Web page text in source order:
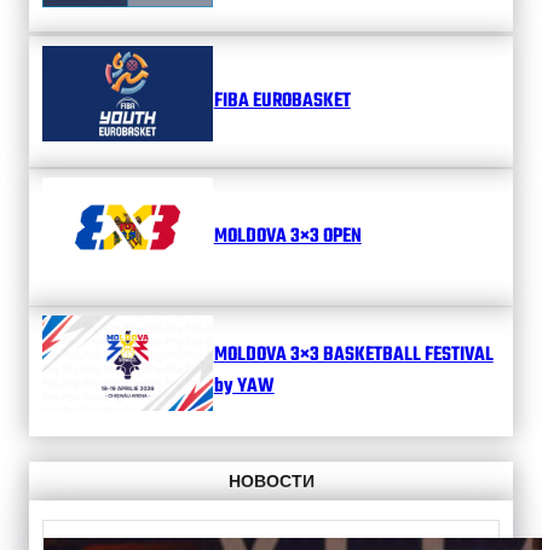
FIBA EUROBASKET
MOLDOVA 3×3 OPEN
MOLDOVA 3×3 BASKETBALL FESTIVAL
by YAW
НОВОСТИ